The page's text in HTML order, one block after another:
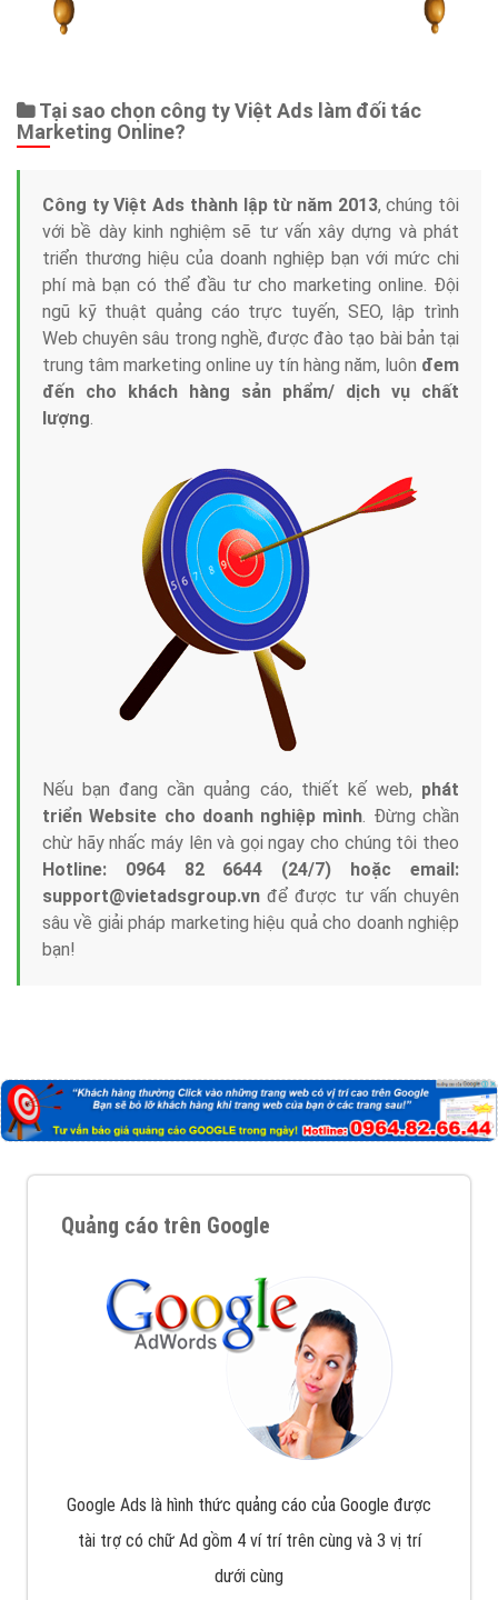
Tại sao chọn công ty Việt Ads làm đối tác
Marketing Online?
Công ty Việt Ads thành lập từ năm 2013, chúng tôi
với bề dày kinh nghiệm sẽ tư vấn xây dựng và phát
triển thương hiệu của doanh nghiệp bạn với mức chi
phí mà bạn có thể đầu tư cho marketing online. Đội
ngũ kỹ thuật quảng cáo trực tuyến, SEO, lập trình
Web chuyên sâu trong nghề, được đào tạo bài bản tại
trung tâm marketing online uy tín hàng năm, luôn đem
đến cho khách hàng sản phẩm/ dịch vụ chất
lượng.
Nếu bạn đang cần quảng cáo, thiết kế web, phát
triển Website cho doanh nghiệp mình. Đừng chần
chừ hãy nhấc máy lên và gọi ngay cho chúng tôi theo
Hotline: 0964 82 6644 (24/7) hoặc email:
support@vietadsgroup.vn để được tư vấn chuyên
sâu về giải pháp marketing hiệu quả cho doanh nghiệp
bạn!
Quảng cáo trên Google
Google Ads là hình thức quảng cáo của Google được
tài trợ có chữ Ad gồm 4 ví trí trên cùng và 3 vị trí
dưới cùng